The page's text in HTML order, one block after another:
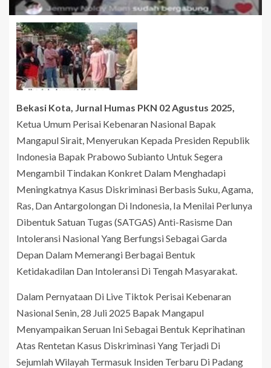
Bekasi Kota, Jurnal Humas PKN 02 Agustus 2025
Ketua Umum Perisai Kebenaran Nasional Bapak
Mangapul Sirait, Menyerukan Kepada Presiden Republik
Indonesia Bapak Prabowo Subianto Untuk Segera
Mengambil Tindakan Konkret Dalam Menghadapi
Meningkatnya Kasus Diskriminasi Berbasis Suku, Agama,
Ras, Dan Antargolongan Di Indonesia, Ia Menilai Perlunya
Dibentuk Satuan Tugas (SATGAS) Anti-Rasisme Dan
Intoleransi Nasional Yang Berfungsi Sebagai Garda
Depan Dalam Memerangi Berbagai Bentuk
Ketidakadilan Dan Intoleransi Di Tengah Masyarakat.
Dalam Pernyataan Di Live Tiktok Perisai Kebenaran
Nasional Senin, 28 Juli 2025 Bapak Mangapul
Menyampaikan Seruan Ini Sebagai Bentuk Keprihatinan
Atas Rentetan Kasus Diskriminasi Yang Terjadi Di
Sejumlah Wilayah Termasuk Insiden Terbaru Di Padang